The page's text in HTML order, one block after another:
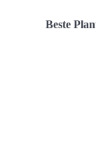
Beste